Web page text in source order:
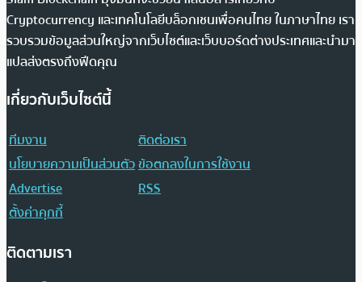
Cryptocurrency และเทคโนโลยีบล็อกเชนเพื่อคนไทย ในภาษาไทย เรา
รวบรวมข้อมูลส่วนใหญ่จากเว็บไซต์และเว็บบอร์ดต่างประเทศและนำมา
แปลส่งตรงถึงฟีดคุณ
เกี่ยวกับเว็บไซต์นี้
ทีมงาน
ติดต่อเรา
นโยบายความเป็นส่วนตัวข้อตกลงในการใช้งาน
Advertise
RSS
ตั้งค่าคุกกี้
ติดตามเรา